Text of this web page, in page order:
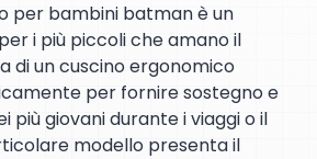
per bambini batman è un
i più piccoli che amano il
di un cuscino ergonomico
per fornire sostegno e
più giovani durante i viaggi o il
modello presenta il